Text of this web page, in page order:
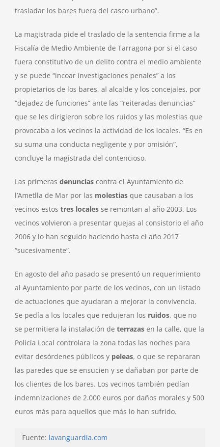
trasladar los bares fuera del casco urbano”.
La magistrada pide el traslado de la sentencia firme a la
Fiscalía de Medio Ambiente de Tarragona por si el caso
fuera constitutivo de un delito contra el medio ambiente
y se puede “incoar investigaciones penales” a los
propietarios de los bares, al alcalde y los concejales, por
“dejadez de funciones” ante las “reiteradas denuncias”
que se les dirigieron sobre los ruidos y las molestias que
provocaba a los vecinos la actividad de los locales. “Es en
su suma una conducta negligente y por omisión”,
concluye la magistrada del contencioso.
Las primeras denuncias contra el Ayuntamiento de
l’Ametlla de Mar por las molestias que causaban a los
vecinos estos tres locales se remontan al año 2003. Los
vecinos volvieron a presentar quejas al consistorio el año
2006 y lo han seguido haciendo hasta el año 2017
“sucesivamente”.
En agosto del año pasado se presentó un requerimiento
al Ayuntamiento por parte de los vecinos, con un listado
de actuaciones que ayudaran a mejorar la convivencia.
Se pedía a los locales que redujeran los ruidos, que no
se permitiera la instalación de terrazas en la calle, que la
Policía Local controlara la zona todas las noches para
evitar desórdenes públicos y peleas, o que se repararan
las paredes que se ensucien y se dañaban por parte de
los clientes de los bares. Los vecinos también pedían
indemnizaciones de 2.000 euros por daños morales y 500
euros más para aquellos que más lo han sufrido.
Fuente: lavanguardia.com